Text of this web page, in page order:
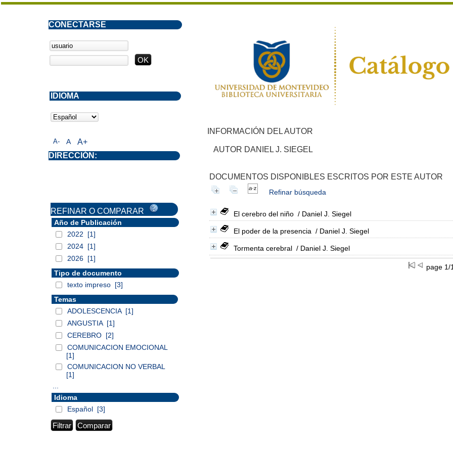
INFORMACIÓN DEL AUTOR
AUTOR DANIEL J. SIEGEL
DOCUMENTOS DISPONIBLES ESCRITOS POR ESTE AUTOR
Refinar búsqueda
El cerebro del niño / Daniel J. Siegel
El poder de la presencia / Daniel J. Siegel
Tormenta cerebral / Daniel J. Siegel
page
A- A A+
CONECTARSE
DIRECCIÓN:
IDIOMA
REFINAR O COMPARAR
Año de Publicación
2022
[1]
2024 [1]
2026 [1]
Tipo de documento
texto impreso [3]
Temas
ADOLESCENCIA [1]
ANGUSTIA [1]
CEREBRO [2]
COMUNICACION EMOCIONAL
[1]
COMUNICACION NO VERBAL
[1]
Idioma
Español [3]